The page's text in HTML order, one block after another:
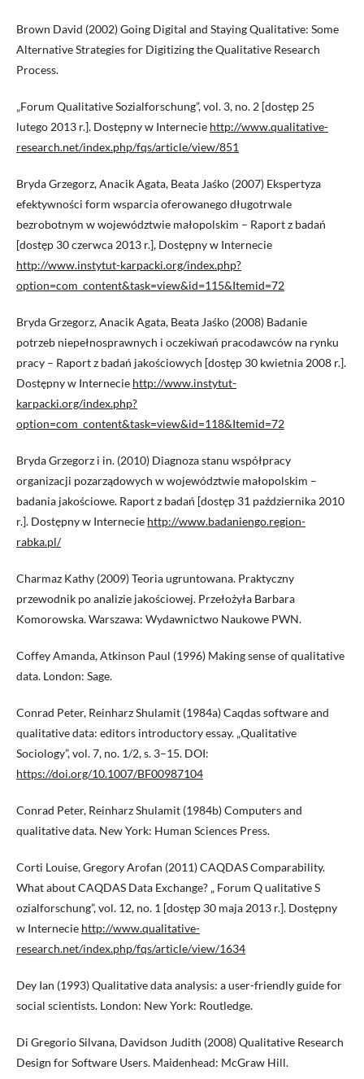
Brown David (2002) Going Digital and Staying Qualitative: Some
Alternative Strategies for Digitizing the Qualitative Research
Process.
„Forum Qualitative Sozialforschung”, vol. 3, no. 2 [dostęp 25
lutego 2013 r.]. Dostępny w Internecie http://www.qualitative-
research.net/index.php/fqs/article/view/851
Bryda Grzegorz, Anacik Agata, Beata Jaśko (2007) Ekspertyza
efektywności form wsparcia oferowanego długotrwale
bezrobotnym w województwie małopolskim – Raport z badań
[dostęp 30 czerwca 2013 r.], Dostępny w Internecie
http://www.instytut-karpacki.org/index.php?
option=com_content&task=view&id=115&Itemid=72
Bryda Grzegorz, Anacik Agata, Beata Jaśko (2008) Badanie
potrzeb niepełnosprawnych i oczekiwań pracodawców na rynku
pracy – Raport z badań jakościowych [dostęp 30 kwietnia 2008 r.].
Dostępny w Internecie http://www.instytut-
karpacki.org/index.php?
option=com_content&task=view&id=118&Itemid=72
Bryda Grzegorz i in. (2010) Diagnoza stanu współpracy
organizacji pozarządowych w województwie małopolskim –
badania jakościowe. Raport z badań [dostęp 31 października 2010
r.]. Dostępny w Internecie http://www.badaniengo.region-
rabka.pl/
Charmaz Kathy (2009) Teoria ugruntowana. Praktyczny
przewodnik po analizie jakościowej. Przełożyła Barbara
Komorowska. Warszawa: Wydawnictwo Naukowe PWN.
Coffey Amanda, Atkinson Paul (1996) Making sense of qualitative
data. London: Sage.
Conrad Peter, Reinharz Shulamit (1984a) Caqdas software and
qualitative data: editors introductory essay. „Qualitative
Sociology”, vol. 7, no. 1/2, s. 3–15. DOI:
https://doi.org/10.1007/BF00987104
Conrad Peter, Reinharz Shulamit (1984b) Computers and
qualitative data. New York: Human Sciences Press.
Corti Louise, Gregory Arofan (2011) CAQDAS Comparability.
What about CAQDAS Data Exchange? „ Forum Q ualitative S
ozialforschung”, vol. 12, no. 1 [dostęp 30 maja 2013 r.]. Dostępny
w Internecie http://www.qualitative-
research.net/index.php/fqs/article/view/1634
Dey Ian (1993) Qualitative data analysis: a user-friendly guide for
social scientists. London: New York: Routledge.
Di Gregorio Silvana, Davidson Judith (2008) Qualitative Research
Design for Software Users. Maidenhead: McGraw Hill.